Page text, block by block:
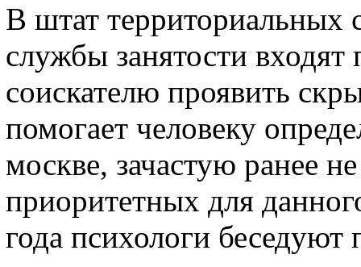
В штат территориальных
службы занятости
соискателю проявить
помогает человеку
москве, зачастую ранее
приоритетных для
года психологи